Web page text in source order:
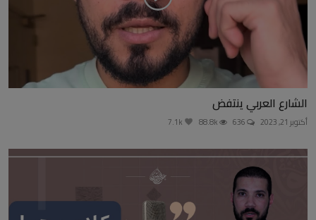
الشارع العربي ينتفض
أكتوبر 21, 2023